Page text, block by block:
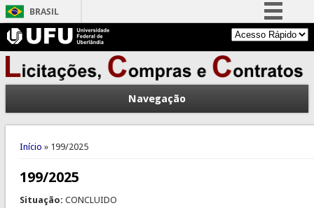
BRASIL
Simplifique!
Comunica BR
Participe
Acesso à informação
Legislação
Navegação
Você está aqui
Início » 199/2025
199/2025
Situação: CONCLUIDO